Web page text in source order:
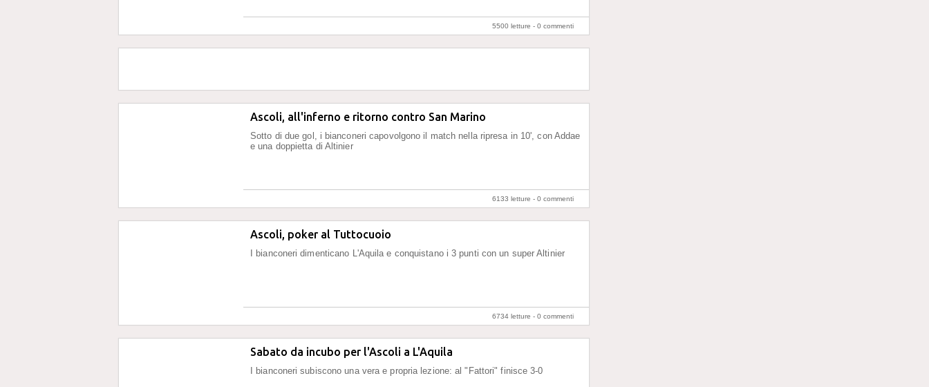
5500 letture - 0 commenti
Ascoli, all'inferno e ritorno contro San Marino
Sotto di due gol, i bianconeri capovolgono il match nella ripresa in 10', con Addae
e una doppietta di Altinier
6133 letture - 0 commenti
Ascoli, poker al Tuttocuoio
I bianconeri dimenticano L'Aquila e conquistano i 3 punti con un super Altinier
6734 letture - 0 commenti
Sabato da incubo per l'Ascoli a L'Aquila
I bianconeri subiscono una vera e propria lezione: al "Fattori" finisce 3-0